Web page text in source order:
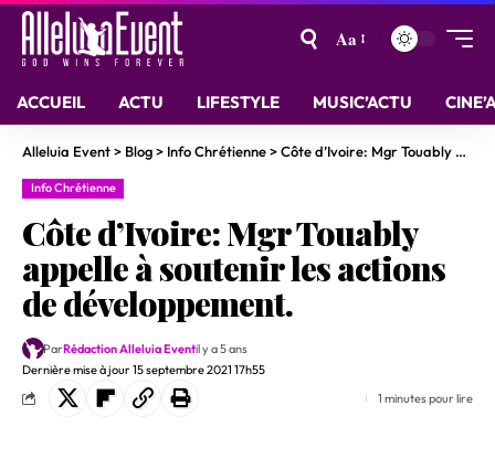
Aa
ACCUEIL ACTU LIFESTYLE MUSIC’ACTU
Alleluia Event> Blog> Info Chrétienne>Côte d’Ivoire: Mgr Touably appelle à soutenir les actions de développement.
Info Chrétienne
Côte d’Ivoire: Mgr Touably
appelle à soutenir les actions
de développement.
Dernière mise à jour 15 septembre 2021 17h55
ParRédaction Alleluia Eventil y a 5 ans
1 minutes pour lire